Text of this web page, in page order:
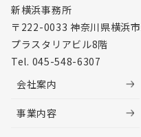
新横浜事務所
〒222-0033 神奈川県横浜
プラスタリアビル8階
Tel. 045-548-6307
会社案内
事業内容